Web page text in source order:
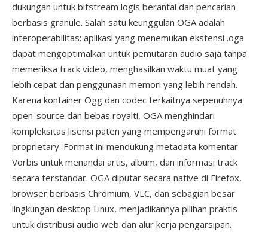
dukungan untuk bitstream logis berantai dan pencarian
berbasis granule. Salah satu keunggulan OGA adalah
interoperabilitas: aplikasi yang menemukan ekstensi .oga
dapat mengoptimalkan untuk pemutaran audio saja tanpa
memeriksa track video, menghasilkan waktu muat yang
lebih cepat dan penggunaan memori yang lebih rendah.
Karena kontainer Ogg dan codec terkaitnya sepenuhnya
open-source dan bebas royalti, OGA menghindari
kompleksitas lisensi paten yang mempengaruhi format
proprietary. Format ini mendukung metadata komentar
Vorbis untuk menandai artis, album, dan informasi track
secara terstandar. OGA diputar secara native di Firefox,
browser berbasis Chromium, VLC, dan sebagian besar
lingkungan desktop Linux, menjadikannya pilihan praktis
untuk distribusi audio web dan alur kerja pengarsipan.